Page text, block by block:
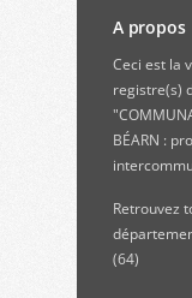
A propos
Ceci est la
registre(s)
BÉARN :
Retrouvez
(64)